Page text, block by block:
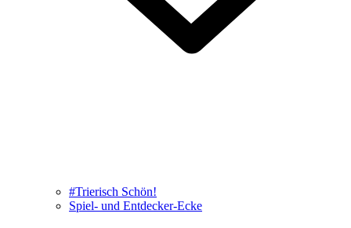
#Trierisch Schön!
Spiel- und Entdecker-Ecke